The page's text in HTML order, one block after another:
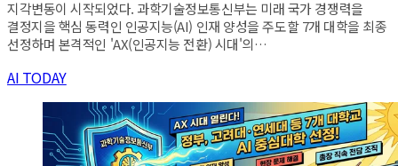
지각변동이 시작되었다. 과학기술정보통신부는 미래 국가 경쟁력을
결정지을 핵심 동력인 인공지능(AI) 인재 양성을 주도할 7개 대학을 최종
선정하며 본격적인 'AX(인공지능 전환) 시대'의…
AI TODAY